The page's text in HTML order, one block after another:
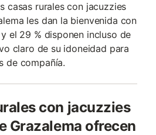
casas rurales con jacuzzies
les dan la bienvenida con
el 29 % disponen incluso de
claro de su idoneidad para
de compañí­a.
con jacuzzies
Grazalema ofrecen